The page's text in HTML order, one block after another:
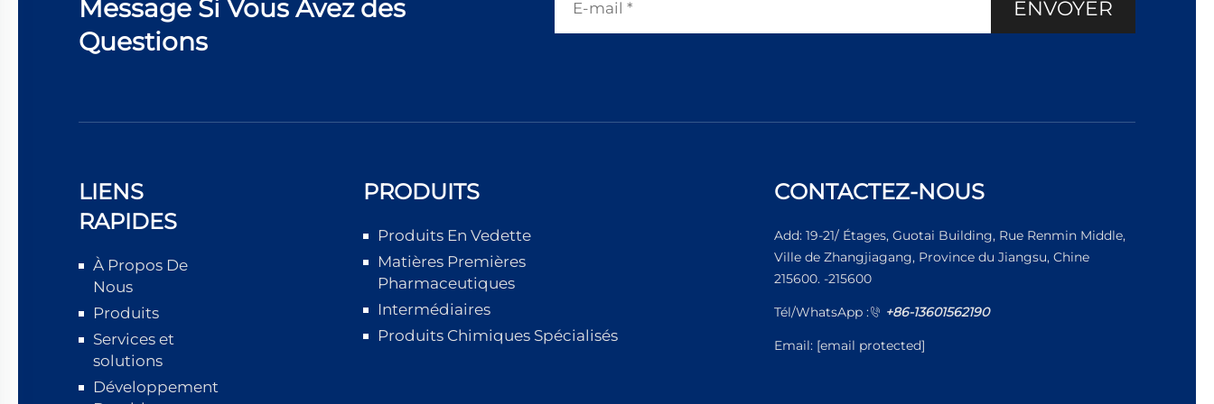
Message Si Vous Avez des
Questions
ENVOYER
LIENS
RAPIDES
À Propos De
Nous
Produits
Services et
solutions
Développement
PRODUITS
Produits En Vedette
Matières Premières
Pharmaceutiques
Intermédiaires
Produits Chimiques Spécialisés
CONTACTEZ-NOUS
Add: 19-21/ Étages, Guotai Building, Rue Renmin Middle,
Ville de Zhangjiagang, Province du Jiangsu, Chine
215600. -215600
Tél/WhatsApp : +86-13601562190
Email: [email protected]